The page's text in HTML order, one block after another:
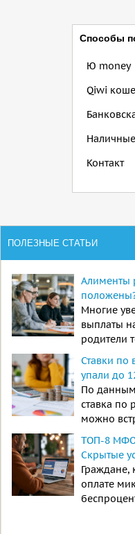
Способы
Ю money
Qiwi
Наличные
Контакт
ПОЛЕЗНЫЕ СТАТЬИ
Алименты
Многие
выплаты
родители
Ставки по
упали до
По
ставка по
можно
ТОП-8 МФО
Скрытые
Граждане,
оплате